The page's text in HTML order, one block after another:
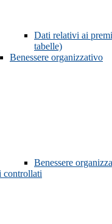
Dati relativi ai
tabelle)
Benessere organizzativo
Benessere
controllati